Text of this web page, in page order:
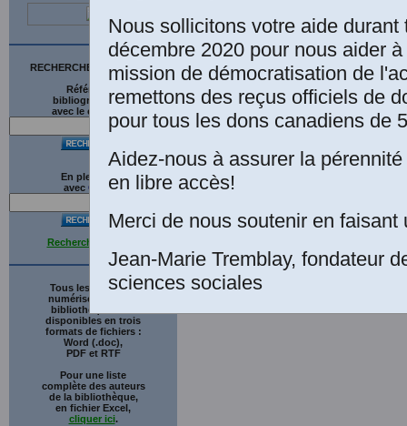
RECHERCHE SUR LE SITE
Références
bibliographiques
avec le catalogue
En plein texte
avec G gle
Recherche avancée
Tous les ouvrages
numérisés de cette
bibliothèque sont
disponibles en trois
formats de fichiers :
Word (.doc),
PDF et RTF
Pour une liste
complète des auteurs
de la bibliothèque,
en fichier Excel,
cliquer ici.
Nous sollicitons votre aide durant
décembre 2020 pour nous aider
mission de démocratisation de
remettons des reçus officiels de
pour tous les dons canadiens de
Aidez-nous à assurer la
en libre accès!
Merci de nous soutenir en faisant
Jean-Marie Tremblay, fondateur
sciences sociales